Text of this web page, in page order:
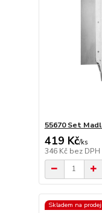
55670 Set
419 Kč/ks
346 Kč bez DPH
Skladem na